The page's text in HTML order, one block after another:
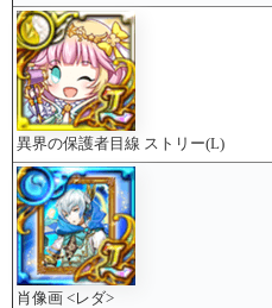
異界の保護者目線 ストリー(L)
肖像画 <レダ>